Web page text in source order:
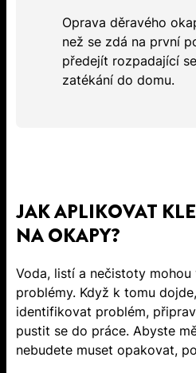
Oprava děravého
než se zdá na první
předejít rozpadající
zatékání do domu.
JAK APLIKOVAT
NA OKAPY?
Voda, listí a nečistoty
problémy. Když k tomu
identifikovat problém,
pustit se do práce. Abyste
nebudete muset opakovat,